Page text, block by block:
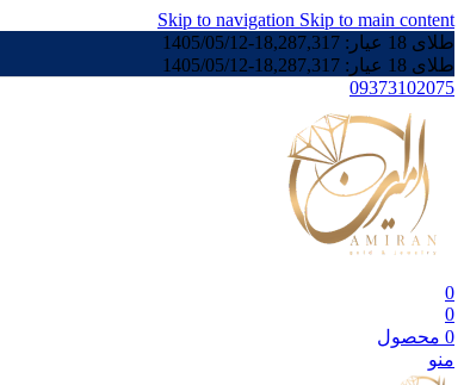
Skip to navigation Skip to main content
طلای 18 عیار:
18,287,317
-
1405/05/12
طلای 18 عیار:
18,287,317
-
1405/05/12
09373102075
0
0
0 محصول
منو